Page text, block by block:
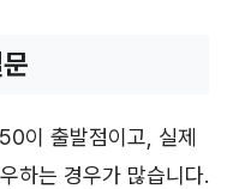
이 출발점이고, 실제
하는 경우가 많습니다.